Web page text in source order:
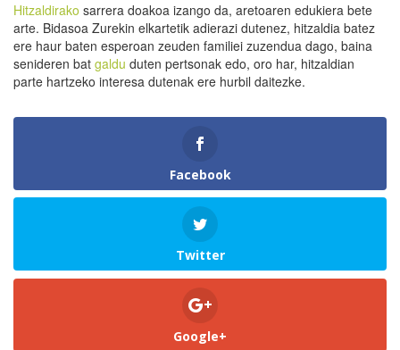
Hitzaldirako sarrera doakoa izango da, aretoaren edukiera bete
arte. Bidasoa Zurekin elkartetik adierazi dutenez, hitzaldia batez
ere haur baten esperoan zeuden familiei zuzendua dago, baina
senideren bat galdu duten pertsonak edo, oro har, hitzaldian
parte hartzeko interesa dutenak ere hurbil daitezke.
Facebook
Twitter
Google+